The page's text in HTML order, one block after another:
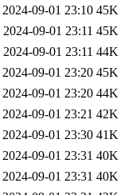
2024-09-01 23:10 45K
2024-09-01 23:11 45K
2024-09-01 23:11 44K
2024-09-01 23:20 45K
2024-09-01 23:20 44K
2024-09-01 23:21 42K
2024-09-01 23:30 41K
2024-09-01 23:31 40K
2024-09-01 23:31 40K